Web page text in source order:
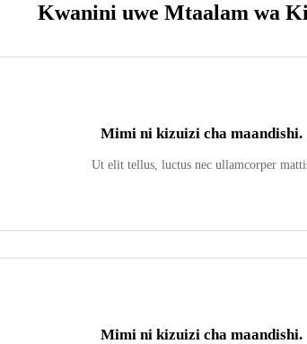
Kwanini uwe Mtaalam wa
Mimi ni kizuizi cha maandishi.
Ut elit tellus, luctus nec ullamcorper
Mimi ni kizuizi cha maandishi.